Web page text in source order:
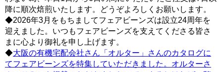
降に順次焙煎いたします。どうぞよろしくお願いします。
◆2026年3月をもちましてフェアビーンズは設立24周年を
迎えました。いつもフェアビーンズを支えてくださる皆さ
まに心より御礼を申し上げます。
◆大阪の有機宅配会社さん「オルター」さんのカタログに
てフェアビーンズを特集していただきました。オルターさ